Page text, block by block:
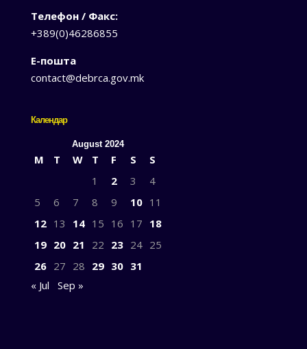
Телефон / Факс:
+389(0)46286855
Е-пошта
contact@debrca.gov.mk
Календар
August 2024
M T W T F S
S
1
2 3
4
5
6 7 8 9 10 11
12 13 14 15 16 17 18
19 20 21 22 23 24 25
26 27 28 29 30 31
« Jul
Sep »